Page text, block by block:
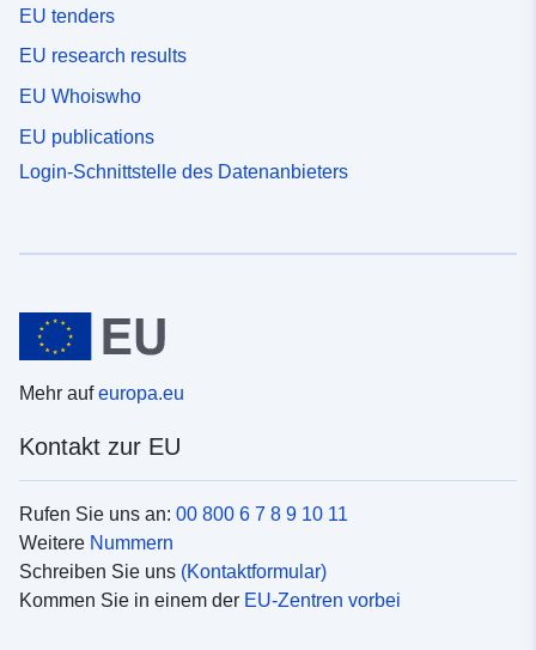
EU tenders
EU research results
EU Whoiswho
EU publications
Login-Schnittstelle des Datenanbieters
Mehr aufeuropa.eu
Kontakt zur EU
Rufen Sie uns an: 00 800 6 7 8 9 10 11
Weitere Nummern
Schreiben Sie uns (Kontaktformular)
Kommen Sie in einem der EU-Zentren vorbei